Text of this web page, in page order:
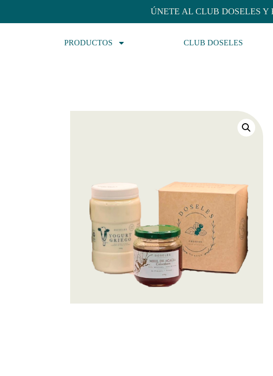
ÚNETE AL CLUB DOSELES Y
PRODUCTOS CLUB DOSELES